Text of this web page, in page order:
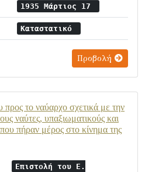
1935 Μάρτιος 17
Καταστατικό
Προβολή
το ναύαρχο σχετικά με την
ναύτες, υπαξιωματικούς και
πήραν μέρος στο κίνημα της
Επιστολή του Ε.